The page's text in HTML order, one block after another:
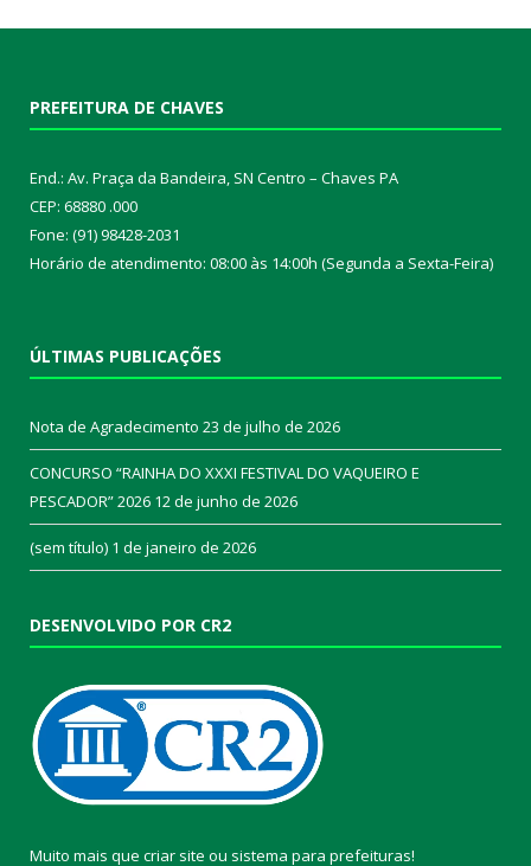
PREFEITURA DE CHAVES
End.: Av. Praça da Bandeira, SN Centro – Chaves PA
CEP: 68880 .000
Fone: (91) 98428-2031
Horário de atendimento: 08:00 às 14:00h (Segunda a Sexta-Feira)
ÚLTIMAS PUBLICAÇÕES
Nota de Agradecimento 23 de julho de 2026
CONCURSO “RAINHA DO XXXI FESTIVAL DO VAQUEIRO E
PESCADOR” 2026 12 de junho de 2026
(sem título) 1 de janeiro de 2026
DESENVOLVIDO POR CR2
Muito mais que criar site ou sistema para prefeituras!